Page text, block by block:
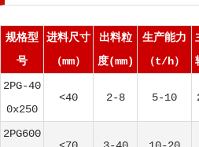
规格型
号
进料尺寸
（mm）
出料粒
度(mm)
生产能力
（t/h）
2PG-40
0x250
<40 2-8 5-10
2PG600